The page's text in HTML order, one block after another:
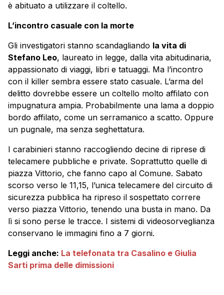
è abituato a utilizzare il coltello.
L’incontro casuale con la morte
Gli investigatori stanno scandagliando la vita di
Stefano Leo, laureato in legge, dalla vita abitudinaria,
appassionato di viaggi, libri e tatuaggi. Ma l’incontro
con il killer sembra essere stato casuale. L’arma del
delitto dovrebbe essere un coltello molto affilato con
impugnatura ampia. Probabilmente una lama a doppio
bordo affilato, come un serramanico a scatto. Oppure
un pugnale, ma senza seghettatura.
I carabinieri stanno raccogliendo decine di riprese di
telecamere pubbliche e private. Soprattutto quelle di
piazza Vittorio, che fanno capo al Comune. Sabato
scorso verso le 11,15, l’unica telecamere del circuito di
sicurezza pubblica ha ripreso il sospettato correre
verso piazza Vittorio, tenendo una busta in mano. Da
lì si sono perse le tracce. I sistemi di videosorveglianza
conservano le immagini fino a 7 giorni.
Leggi anche: La telefonata tra Casalino e Giulia
Sarti prima delle dimissioni